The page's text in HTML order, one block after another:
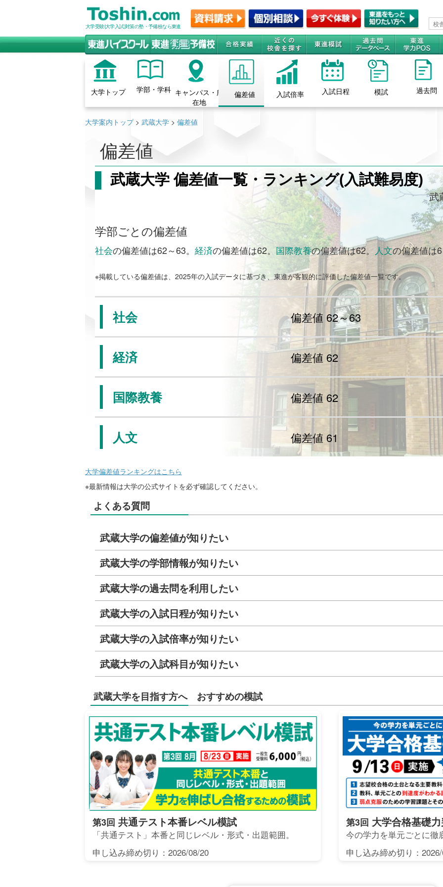
大学受験(大学入試)対策の塾・予備校なら東進
大学トップ 学部・学科 キャンパス・所
在地
偏差値 入試倍率 入試日程 模試 過去問
大学案内トップ> 武蔵大学 > 偏差値
偏差値
武蔵大学 偏差値一覧・ランキング(入試難易度)
武
学部ごとの偏差値
社会の偏差値は62～63。 経済の偏差値は62。 国際教養の偏差値は62。 人文の偏差値は
※掲載している偏差値は、2025年の入試データに基づき、東進が客観的に評価した偏差値一覧です。
社会 偏差値 62～63
経済 偏差値 62
国際教養 偏差値 62
人文 偏差値 61
大学偏差値ランキングはこちら
※最新情報は大学の公式サイトを必ず確認してください。
よくある質問
武蔵大学の偏差値が知りたい
武蔵大学の学部情報が知りたい
武蔵大学の過去問を利用したい
武蔵大学の入試日程が知りたい
武蔵大学の入試倍率が知りたい
武蔵大学の入試科目が知りたい
武蔵大学を目指す方へ おすすめの模試
第3回 共通テスト本番レベル模試
「共通テスト」本番と同じレベル・形式・出題範囲。
申し込み締め切り：2026/08/20
第3回 大学合格基礎
今の学力を単元ごとに徹
申し込み締め切り：